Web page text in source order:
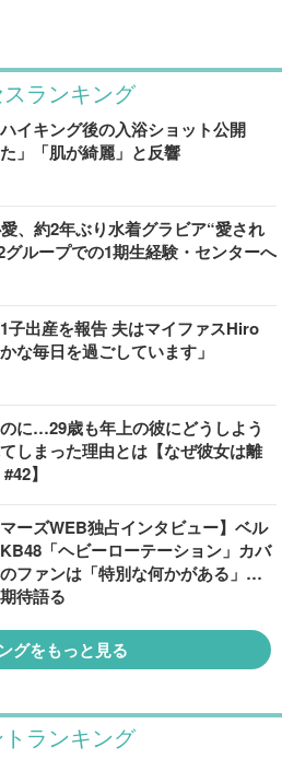
スランキング
イキング後の入浴ショット公開
た」「肌が綺麗」と反響
、約2年ぶり水着グラビア“愛され
ループでの1期生経験・センターへ
子出産を報告 夫はマイファスHiro
な毎日を過ごしています」
に…29歳も年上の彼にどうしよう
しまった理由とは【なぜ彼女は離
】
マーズWEB独占インタビュー】ベル
「ヘビーローテーション」カバ
ファンは「特別な何かがある」…
待語る
グをもっと見る